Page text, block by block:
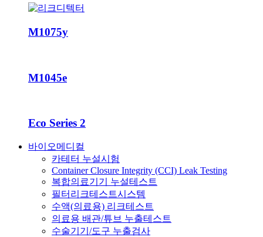
M1075y
M1045e
Eco Series 2
바이오메디컬
카테터 누설시험
Container Closure Integrity (CCI) Leak Testing
복합의료기기 누설테스트
필터리크테스트시스템
수액(의료용) 리크테스트
의료용 배관/튜브 누출테스트
수술기기/도구 누출검사